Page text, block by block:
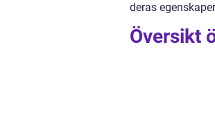
deras
Översikt